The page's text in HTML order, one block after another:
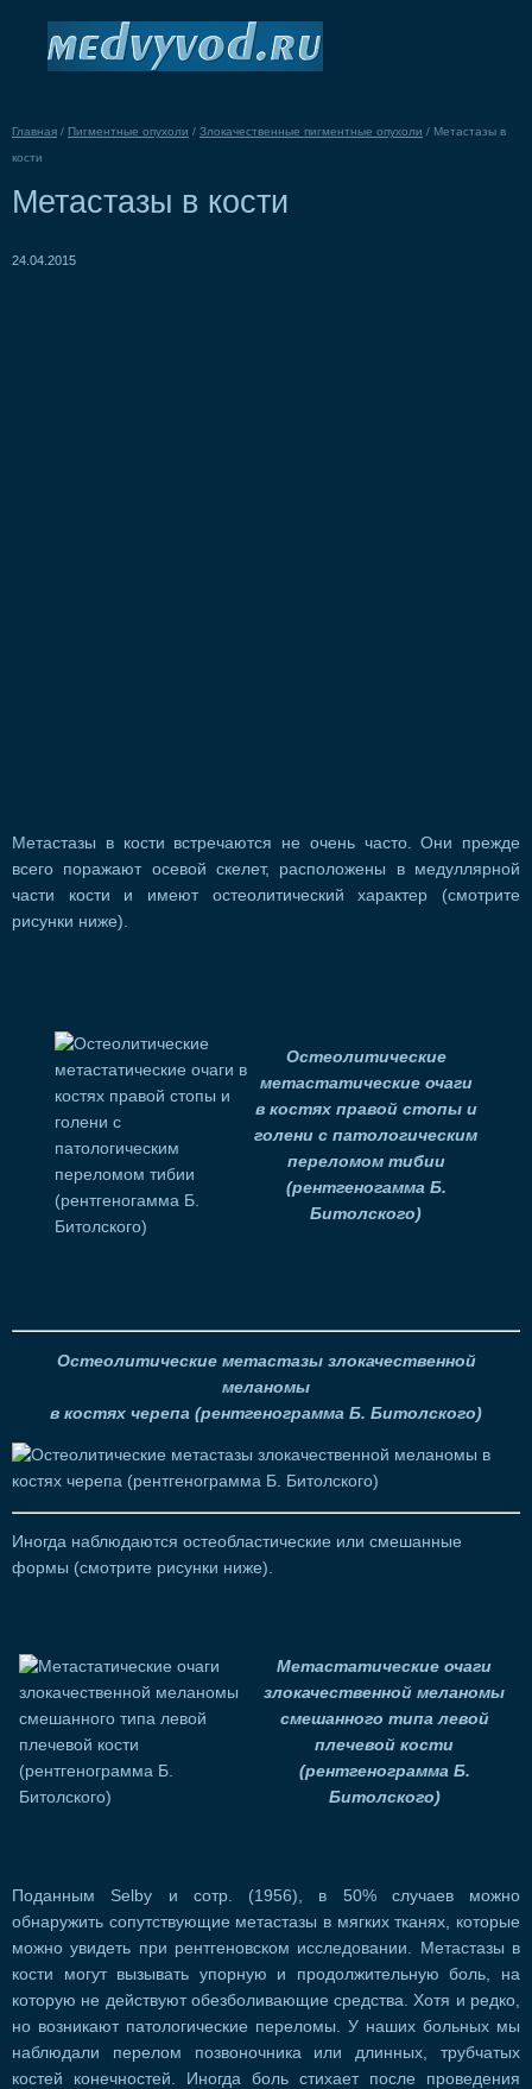
Главная / Пигментные опухоли / Злокачественные пигментные опухоли / Метастазы в
кости
Метастазы в кости
24.04.2015
Метастазы в кости встречаются не очень часто. Они прежде
всего поражают осевой скелет, расположены в медуллярной
части кости и имеют остеолитический характер (смотрите
рисунки ниже).
Остеолитические
метастатические очаги
в костях правой стопы и
голени с патологическим
переломом тибии
(рентгеногамма Б.
Битолского)
Остеолитические метастазы злокачественной
меланомы
в костях черепа (рентгенограмма Б. Битолского)
Иногда наблюдаются остеобластические или смешанные
формы (смотрите рисунки ниже).
Метастатические очаги
злокачественной меланомы
смешанного типа левой
плечевой кости
(рентгенограмма Б.
Битолского)
Поданным Selby и сотр. (1956), в 50% случаев можно
обнаружить сопутствующие метастазы в мягких тканях, которые
можно увидеть при рентгеновском исследовании. Метастазы в
кости могут вызывать упорную и продолжительную боль, на
которую не действуют обезболивающие средства. Хотя и редко,
но возникают патологические переломы. У наших больных мы
наблюдали перелом позвоночника или длинных, трубчатых
костей конечностей. Иногда боль стихает после проведения